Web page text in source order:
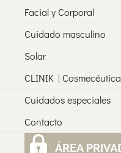
Facial y Corporal
Cuidado masculino
Solar
CLINIK | Cosmecéutica
Cuidados especiales
Contacto